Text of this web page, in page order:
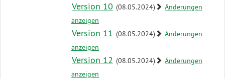
Version 10 (08.05.2024)
Änderungen
anzeigen
Version 11 (08.05.2024)
Änderungen
anzeigen
Version 12 (08.05.2024)
Änderungen
anzeigen